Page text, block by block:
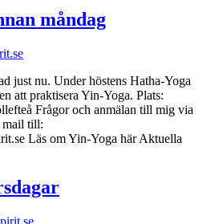
måndag
just nu. Under höstens Hatha-Yoga
att praktisera Yin-Yoga. Plats:
Frågor och anmälan till mig via
mail till:
Läs om Yin-Yoga här Aktuella